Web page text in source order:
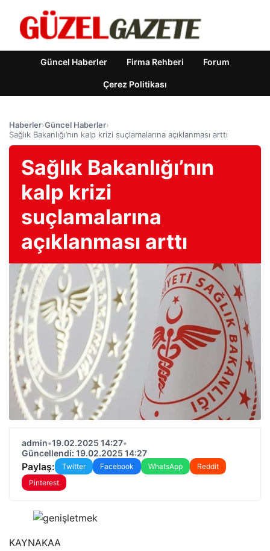
Güncel Haberler Firma Rehberi Forum
Çerez Politikası
Haberler›Güncel Haberler›
Sağlık Bakanlığı’nın kalp krizi suçlamalarına açıklanması arttı
Sağlık Bakanlığı’nın
kalp krizi
suçlamalarına
açıklanması arttı
admin•19.02.2025 14:27•
Güncellendi: 19.02.2025 14:27
Paylaş: Twitter Facebook WhatsApp
Reddit
Pinterest
KAYNAKAA